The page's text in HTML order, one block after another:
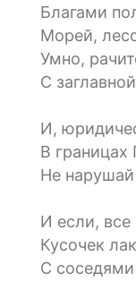
Благами
Морей,
Умно,
С
И,
В границах
Не нарушай
И если, все
Кусочек
С